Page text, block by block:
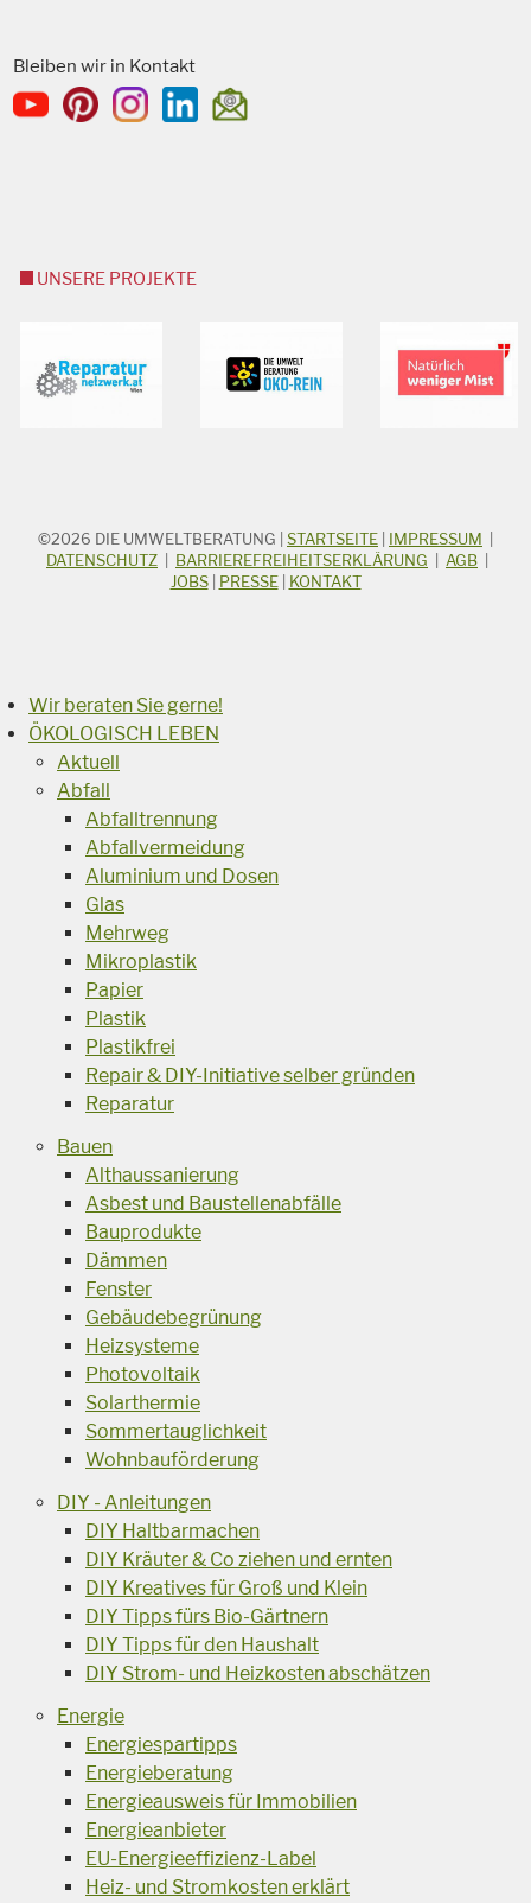
Bleiben wir in Kontakt
UNSERE PROJEKTE
STICHWORTSUCHE
Suchbegriff
©2026 DIE UMWELTBERATUNG STARTSEITE IMPRESSUM
DATENSCHUTZ
BARRIEREFREIHEITSERKLÄRUNG AGB
JOBS| PRESSE| KONTAKT
Wir beraten Sie gerne!
ÖKOLOGISCH LEBEN
Aktuell
Abfall
Abfalltrennung
Abfallvermeidung
Aluminium und Dosen
Glas
Mehrweg
Mikroplastik
Papier
Plastik
Plastikfrei
Repair & DIY-Initiative selber gründen
Reparatur
Bauen
Althaussanierung
Asbest und Baustellenabfälle
Bauprodukte
Dämmen
Fenster
Gebäudebegrünung
Heizsysteme
Photovoltaik
Solarthermie
Sommertauglichkeit
Wohnbauförderung
DIY - Anleitungen
DIY Haltbarmachen
DIY Kräuter & Co ziehen und ernten
DIY Kreatives für Groß und Klein
DIY Tipps fürs Bio-Gärtnern
DIY Tipps für den Haushalt
DIY Strom- und Heizkosten abschätzen
Energie
Energiespartipps
Energieberatung
Energieausweis für Immobilien
Energieanbieter
EU-Energieeffizienz-Label
Heiz- und Stromkosten erklärt